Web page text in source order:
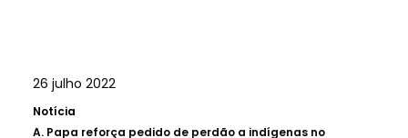
26 julho 2022
Notícia
A. Papa reforça pedido de perdão a indígenas no